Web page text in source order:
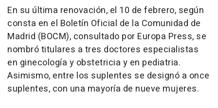
En su última renovación, el 10 de febrero, según
consta en el Boletín Oficial de la Comunidad de
Madrid (BOCM), consultado por Europa Press, se
nombró titulares a tres doctores especialistas
en ginecología y obstetricia y en pediatria.
Asimismo, entre los suplentes se designó a once
suplentes, con una mayoría de nueve mujeres.